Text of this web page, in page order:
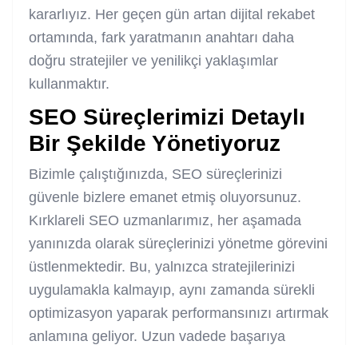
kararlıyız. Her geçen gün artan dijital rekabet
ortamında, fark yaratmanın anahtarı daha
doğru stratejiler ve yenilikçi yaklaşımlar
kullanmaktır.
SEO Süreçlerimizi Detaylı
Bir Şekilde Yönetiyoruz
Bizimle çalıştığınızda, SEO süreçlerinizi
güvenle bizlere emanet etmiş oluyorsunuz.
Kırklareli SEO uzmanlarımız, her aşamada
yanınızda olarak süreçlerinizi yönetme görevini
üstlenmektedir. Bu, yalnızca stratejilerinizi
uygulamakla kalmayıp, aynı zamanda sürekli
optimizasyon yaparak performansınızı artırmak
anlamına geliyor. Uzun vadede başarıya